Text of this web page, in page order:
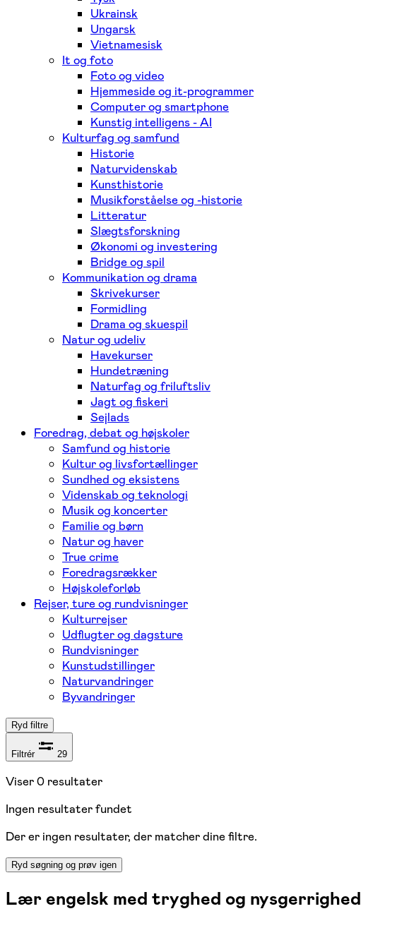
Ukrainsk
Ungarsk
Vietnamesisk
It og foto
Foto og video
Hjemmeside og it-programmer
Computer og smartphone
Kunstig intelligens - AI
Kulturfag og samfund
Historie
Naturvidenskab
Kunsthistorie
Musikforståelse og -historie
Litteratur
Slægtsforskning
Økonomi og investering
Bridge og spil
Kommunikation og drama
Skrivekurser
Formidling
Drama og skuespil
Natur og udeliv
Havekurser
Hundetræning
Naturfag og friluftsliv
Jagt og fiskeri
Sejlads
Foredrag, debat og højskoler
Samfund og historie
Kultur og livsfortællinger
Sundhed og eksistens
Videnskab og teknologi
Musik og koncerter
Familie og børn
Natur og haver
True crime
Foredragsrækker
Højskoleforløb
Rejser, ture og rundvisninger
Kulturrejser
Udflugter og dagsture
Rundvisninger
Kunstudstillinger
Naturvandringer
Byvandringer
Ryd filtre
Filtrér 29
Viser0 resultater
Ingen resultater fundet
Der er ingen resultater, der matcher dine filtre.
Ryd søgning og prøv igen
Lær engelsk med tryghed og nysgerrighed